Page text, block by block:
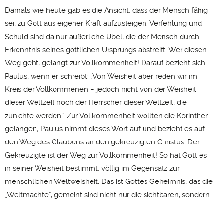
Damals wie heute gab es die Ansicht, dass der Mensch fähig
sei, zu Gott aus eigener Kraft aufzusteigen. Verfehlung und
Schuld sind da nur äußerliche Übel, die der Mensch durch
Erkenntnis seines göttlichen Ursprungs abstreift. Wer diesen
Weg geht, gelangt zur Vollkommenheit! Darauf bezieht sich
Paulus, wenn er schreibt: „Von Weisheit aber reden wir im
Kreis der Vollkommenen – jedoch nicht von der Weisheit
dieser Weltzeit noch der Herrscher dieser Weltzeit, die
zunichte werden.“ Zur Vollkommenheit wollten die Korinther
gelangen; Paulus nimmt dieses Wort auf und bezieht es auf
den Weg des Glaubens an den gekreuzigten Christus. Der
Gekreuzigte ist der Weg zur Vollkommenheit! So hat Gott es
in seiner Weisheit bestimmt, völlig im Gegensatz zur
menschlichen Weltweisheit. Das ist Gottes Geheimnis, das die
„Weltmächte“, gemeint sind nicht nur die sichtbaren, sondern